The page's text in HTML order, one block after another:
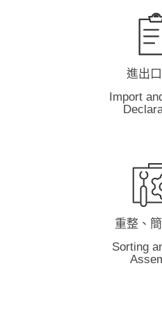
進出
Import
重整、
Sorting